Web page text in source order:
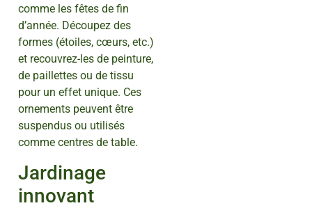
comme les fêtes de fin
d’année. Découpez des
formes (étoiles, cœurs, etc.)
et recouvrez-les de peinture,
de paillettes ou de tissu
pour un effet unique. Ces
ornements peuvent être
suspendus ou utilisés
comme centres de table.
Jardinage
innovant